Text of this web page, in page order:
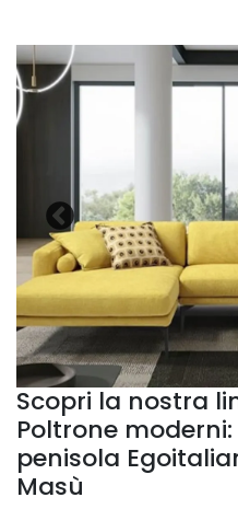
Scopri la nostra
Poltrone
penisola
Masù